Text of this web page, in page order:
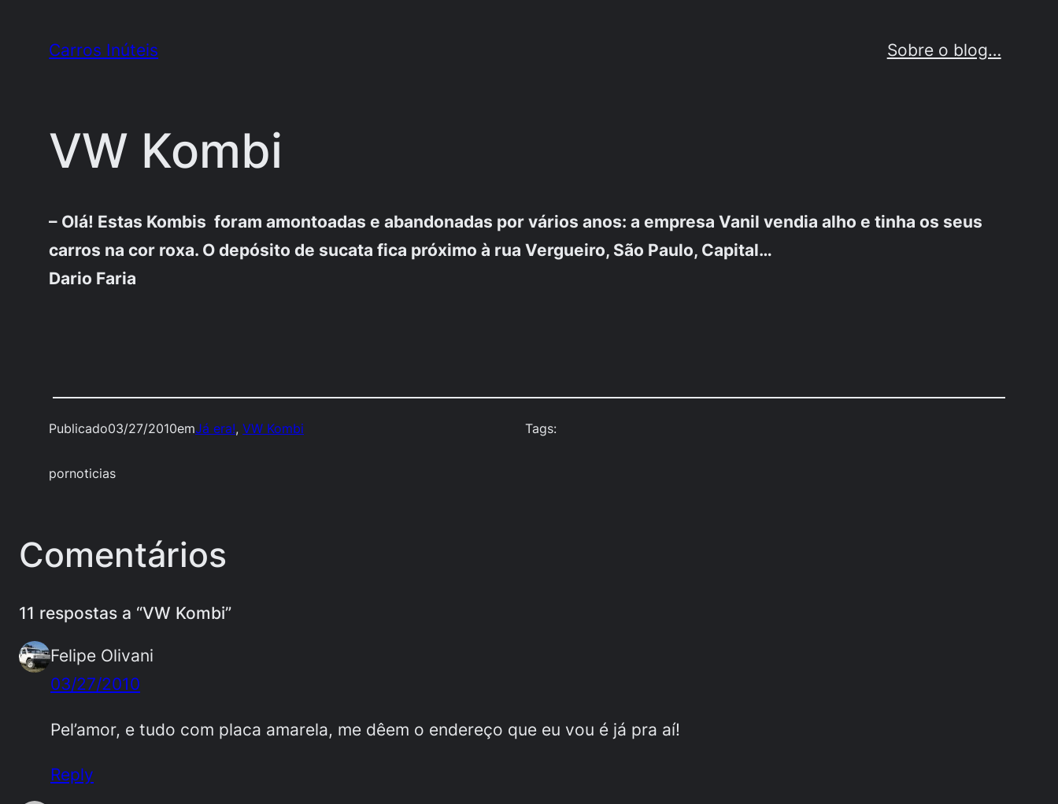
Carros Inúteis Sobre o blog…
VW Kombi
– Olá! Estas Kombis foram amontoadas e abandonadas por vários anos: a empresa Vanil vendia alho e tinha os seus
carros na cor roxa. O depósito de sucata fica próximo à rua Vergueiro, São Paulo, Capital…
Dario Faria
Publicado03/27/2010emJá era!, VW Kombi
pornoticias
Tags:
Comentários
11 respostas a “VW Kombi”
Felipe Olivani
03/27/2010
Pel’amor, e tudo com placa amarela, me dêem o endereço que eu vou é já pra aí!
Reply